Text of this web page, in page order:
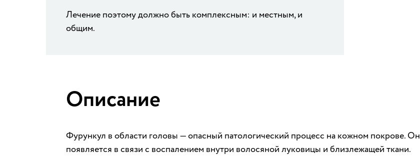
Лечение поэтому должно быть комплексным: и местным, и
общим.
Описание
Фурункул в области головы — опасный патологический процесс на кожном покрове. Он
появляется в связи с воспалением внутри волосяной луковицы и близлежащей ткани.